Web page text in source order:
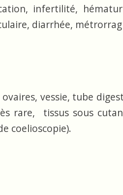
infertilité,
diarrhée,
vessie, tube
rare, tissus sous
coelioscopie).